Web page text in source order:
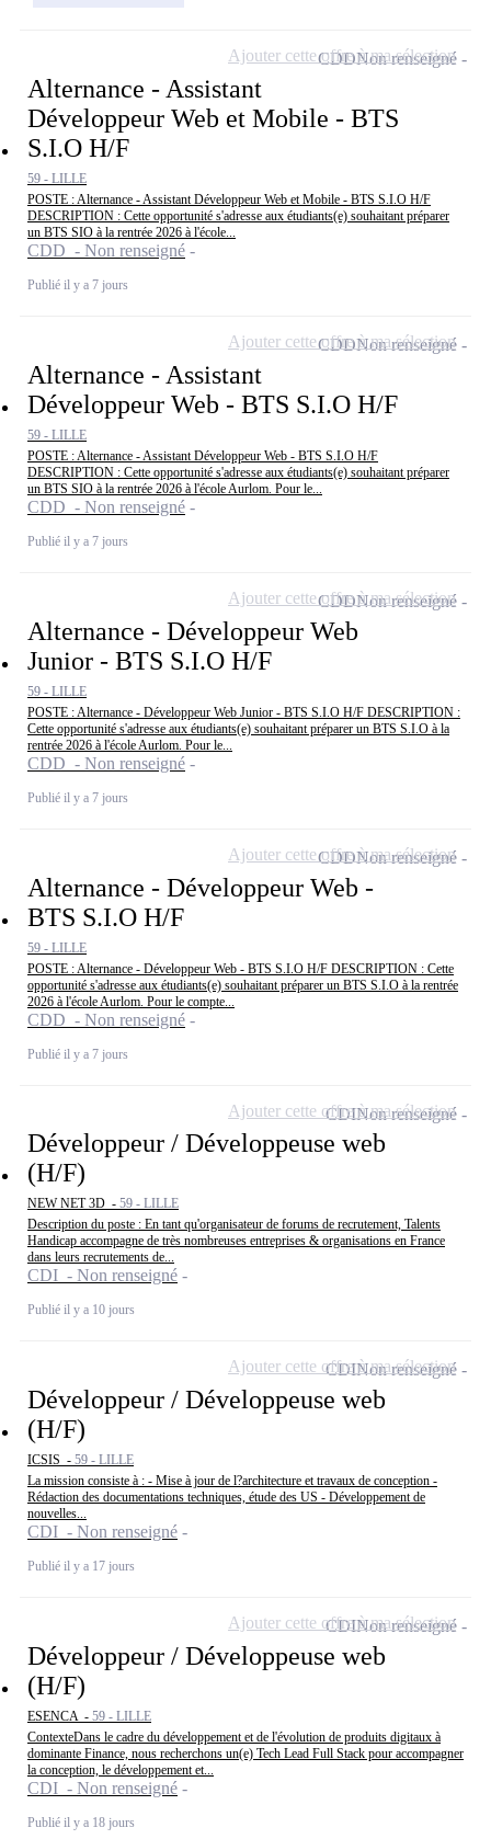
Alternance - Assistant
Développeur Web et Mobile - BTS
S.I.O H/F
59 - LILLE
POSTE : Alternance - Assistant Développeur Web et Mobile - BTS S.I.O H/F
DESCRIPTION : Cette opportunité s'adresse aux étudiants(e) souhaitant préparer
un BTS SIO à la rentrée 2026 à l'école...
CDD - Non renseigné
Publié il y a 7 jours
CDDNon renseigné
Ajouter cette offre à ma sélection
Alternance - Assistant
Développeur Web - BTS S.I.O H/F
59 - LILLE
POSTE : Alternance - Assistant Développeur Web - BTS S.I.O H/F
DESCRIPTION : Cette opportunité s'adresse aux étudiants(e) souhaitant préparer
un BTS SIO à la rentrée 2026 à l'école Aurlom. Pour le...
CDD - Non renseigné
Publié il y a 7 jours
CDDNon renseigné
Ajouter cette offre à ma sélection
Alternance - Développeur Web
Junior - BTS S.I.O H/F
59 - LILLE
POSTE : Alternance - Développeur Web Junior - BTS S.I.O H/F DESCRIPTION :
Cette opportunité s'adresse aux étudiants(e) souhaitant préparer un BTS S.I.O à la
rentrée 2026 à l'école Aurlom. Pour le...
CDD - Non renseigné
Publié il y a 7 jours
CDDNon renseigné
Ajouter cette offre à ma sélection
Alternance - Développeur Web -
BTS S.I.O H/F
59 - LILLE
POSTE : Alternance - Développeur Web - BTS S.I.O H/F DESCRIPTION : Cette
opportunité s'adresse aux étudiants(e) souhaitant préparer un BTS S.I.O à la rentrée
2026 à l'école Aurlom. Pour le compte...
CDD - Non renseigné
Publié il y a 7 jours
CDDNon renseigné
Ajouter cette offre à ma sélection
Développeur / Développeuse web
(H/F)
NEW NET 3D - 59 - LILLE
Description du poste : En tant qu'organisateur de forums de recrutement, Talents
Handicap accompagne de très nombreuses entreprises & organisations en France
dans leurs recrutements de...
CDI - Non renseigné
Publié il y a 10 jours
CDINon renseigné
Ajouter cette offre à ma sélection
Développeur / Développeuse web
(H/F)
ICSIS - 59 - LILLE
La mission consiste à : - Mise à jour de l?architecture et travaux de conception -
Rédaction des documentations techniques, étude des US - Développement de
nouvelles...
CDI - Non renseigné
Publié il y a 17 jours
CDINon renseigné
Ajouter cette offre à ma sélection
Développeur / Développeuse web
(H/F)
ESENCA - 59 - LILLE
ContexteDans le cadre du développement et de l'évolution de produits digitaux à
dominante Finance, nous recherchons un(e) Tech Lead Full Stack pour accompagner
la conception, le développement et...
CDI - Non renseigné
Publié il y a 18 jours
CDINon renseigné
Ajouter cette offre à ma sélection